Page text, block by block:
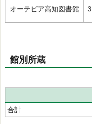
オーテピア高知図書館
館別所蔵
合計